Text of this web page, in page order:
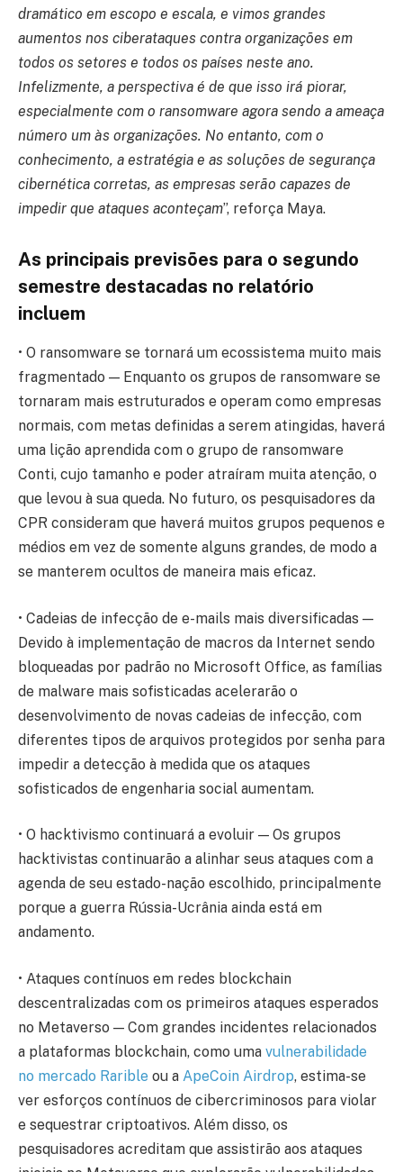
dramático em escopo e escala, e vimos grandes
aumentos nos ciberataques contra organizações em
todos os setores e todos os países neste ano.
Infelizmente, a perspectiva é de que isso irá piorar,
especialmente com o ransomware agora sendo a ameaça
número um às organizações. No entanto, com o
conhecimento, a estratégia e as soluções de segurança
cibernética corretas, as empresas serão capazes de
impedir que ataques aconteçam”, reforça Maya.
As principais previsões para o segundo
semestre destacadas no relatório
incluem
• O ransomware se tornará um ecossistema muito mais
fragmentado — Enquanto os grupos de ransomware se
tornaram mais estruturados e operam como empresas
normais, com metas definidas a serem atingidas, haverá
uma lição aprendida com o grupo de ransomware
Conti, cujo tamanho e poder atraíram muita atenção, o
que levou à sua queda. No futuro, os pesquisadores da
CPR consideram que haverá muitos grupos pequenos e
médios em vez de somente alguns grandes, de modo a
se manterem ocultos de maneira mais eficaz.
• Cadeias de infecção de e-mails mais diversificadas —
Devido à implementação de macros da Internet sendo
bloqueadas por padrão no Microsoft Office, as famílias
de malware mais sofisticadas acelerarão o
desenvolvimento de novas cadeias de infecção, com
diferentes tipos de arquivos protegidos por senha para
impedir a detecção à medida que os ataques
sofisticados de engenharia social aumentam.
• O hacktivismo continuará a evoluir — Os grupos
hacktivistas continuarão a alinhar seus ataques com a
agenda de seu estado-nação escolhido, principalmente
porque a guerra Rússia-Ucrânia ainda está em
andamento.
• Ataques contínuos em redes blockchain
descentralizadas com os primeiros ataques esperados
no Metaverso — Com grandes incidentes relacionados
a plataformas blockchain, como uma vulnerabilidade
no mercado Rarible ou a ApeCoin Airdrop, estima-se
ver esforços contínuos de cibercriminosos para violar
e sequestrar criptoativos. Além disso, os
pesquisadores acreditam que assistirão aos ataques